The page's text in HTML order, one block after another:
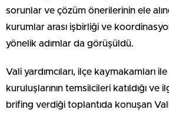
sorunlar ve çözüm önerilerinin ele
kurumlar arası işbirliği ve
yönelik adımlar da görüşüldü.
Vali yardımcıları, ilçe kaymakamları
kuruluşlarının temsilcileri katıldığı ve
brifing verdiği toplantıda konuşan